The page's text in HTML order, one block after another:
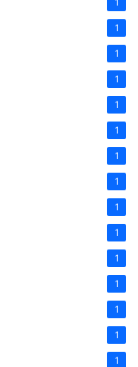
1
1
1
1
1
1
1
1
1
1
1
1
1
1
1